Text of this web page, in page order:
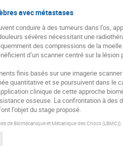
avec métastases
conduire à des tumeurs dans l’os,
sévères nécessitant une
des compressions de la
d’un scanner centré sur la
finis basés sur une imagerie
quantitative et se poursuivent dans le
clinique de cette approche
osseuse. La confrontation à des
l’objet du stage proposé.
de Biomécanique et Mécanique des Chocs (LBMC))